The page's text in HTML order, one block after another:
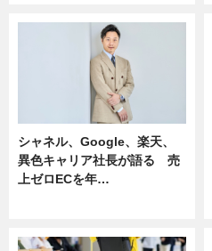
シャネル、Google、楽天、
異色キャリア社長が語る 売
上ゼロECを年…